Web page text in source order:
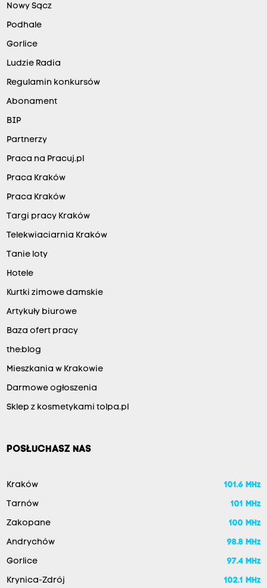
Nowy Sącz
Podhale
Gorlice
Ludzie Radia
Regulamin konkursów
Abonament
BIP
Partnerzy
Praca na Pracuj.pl
Praca Kraków
Praca Kraków
Targi pracy Kraków
Telekwiaciarnia Kraków
Tanie loty
Hotele
Kurtki zimowe damskie
Artykuły biurowe
Baza ofert pracy
the:blog
Mieszkania w Krakowie
Darmowe ogłoszenia
Sklep z kosmetykami tolpa.pl
POSŁUCHASZ NAS
Kraków 101.6 MHz
Tarnów 101 MHz
Zakopane 100 MHz
Andrychów 98.8 MHz
Gorlice 97.4 MHz
Krynica-Zdrój 102.1 MHz